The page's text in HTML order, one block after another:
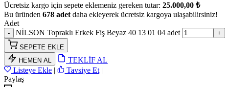
Ücretsiz kargo için sepete eklemeniz gereken tutar: 25.000,00 ₺
Bu üründen 678 adet daha ekleyerek ücretsiz kargoya ulaşabilirsiniz!
Adet
NİLSON Topraklı Erkek Fiş Beyaz 40 13 01 04 adet
SEPETE EKLE
HEMEN AL
TEKLİF AL
Listeye Ekle | Tavsiye Et |
Paylaş